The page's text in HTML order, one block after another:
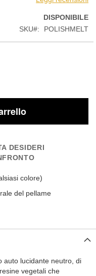
DISPONIBILE
SKU
POLISHMELT
DESIDERI
colore)
del pellame
auto lucidante neutro, di
vegetali che